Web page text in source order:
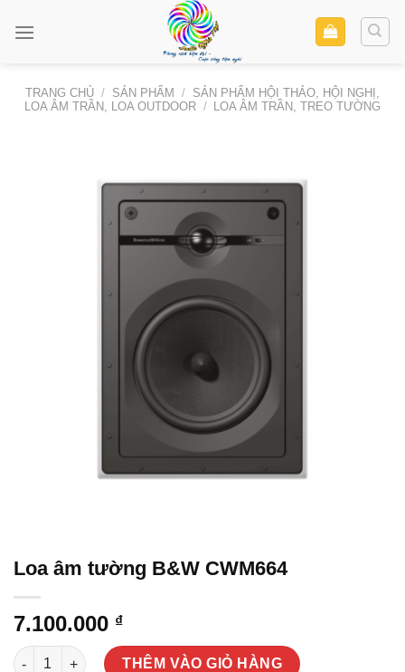
TRANG CHỦ / SẢN PHẨM /
SẢN PHẨM HỘI THẢO, HỘI NGHỊ,
LOA ÂM TRẦN, LOA OUTDOOR / LOA ÂM TRẦN, TREO TƯỜNG
Loa âm tường B&W CWM664
7.100.000 ₫
Loa âm tường B&W CWM664 số lượng
THÊM VÀO GIỎ HÀNG